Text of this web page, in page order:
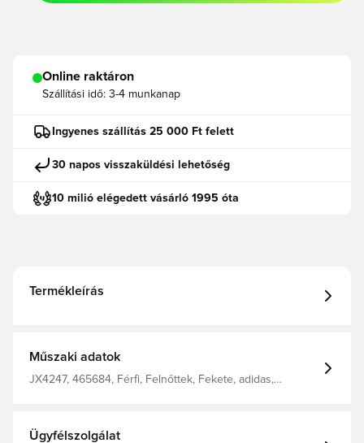
Online raktáron
Szállítási idő: 3-4 munkanap
Ingyenes szállítás 25 000 Ft felett
30 napos visszaküldési lehetőség
10 milió elégedett vásárló 1995 óta
Termékleírás
Műszaki adatok
JX4247, 465684, Férfi, Felnőttek, Fekete, adidas,
Ügyfélszolgálat